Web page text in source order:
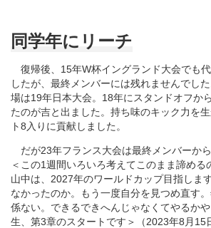
同学年にリーチ
復帰後、15年W杯イングランド大会でも
したが、最終メンバーには残れませんでし
場は19年日本大会。18年にスタンドオフか
たのが吉と出ました。持ち味のキック力を
ト8入りに貢献しました。
だが23年フランス大会は最終メンバーか
＜この1週間いろいろ考えてこのまま諦める
山中は、2027年のワールドカップ目指しま
なかったのか。もう一度自分を見つめ直す
係ない。できるできへんじゃなくてやるか
生、第3章のスタートです＞（2023年8月15